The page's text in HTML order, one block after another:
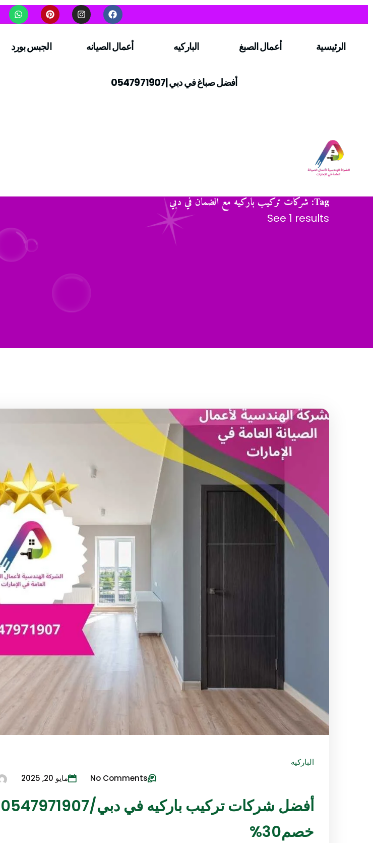
الرئيسية أعمال الصبغ الباركيه أعمال الصيانه الجبس بورد
أفضل صباغ في دبي |0547971907
Tag: شركات تركيب باركيه مع الضمان في دبي
See 1 results
الباركيه
مايو 20, 2025 No Comments
خصم30%